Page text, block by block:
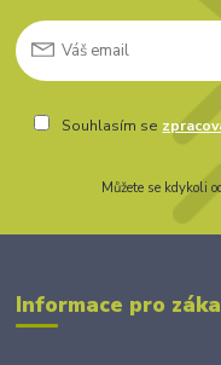
Souhlasím se
Můžete se kdykoli
Informace pro